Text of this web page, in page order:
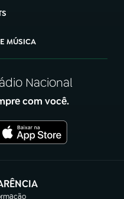
MÚSICA
Nacional
com você.
em nova aba)